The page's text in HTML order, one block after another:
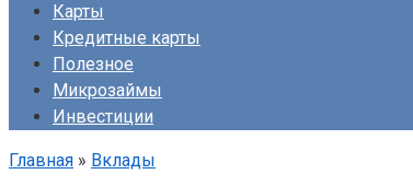
Карты
Кредитные карты
Полезное
Микрозаймы
Инвестиции
Главная » Вклады